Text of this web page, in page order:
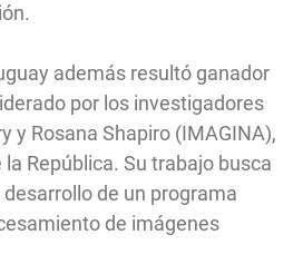
además resultó ganador
por los investigadores
y Rosana Shapiro (IMAGINA),
República. Su trabajo busca
desarrollo de un programa
de imágenes